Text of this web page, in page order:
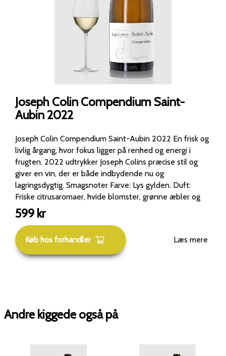
Joseph Colin Compendium Saint-
Aubin 2022
Joseph Colin Compendium Saint-Aubin 2022 En frisk og
livlig årgang, hvor fokus ligger på renhed og energi i
frugten. 2022 udtrykker Joseph Colins præcise stil og
giver en vin, der er både indbydende nu og
lagringsdygtig. Smagsnoter Farve: Lys gylden. Duft:
Friske citrusaromaer, hvide blomster, grønne æbler og
en let mineralsk note. Smag: Vibrerende og frisk med
sprød syre, frugtrenhed og en kalket mineralitet, der
løfter helheden. En vin med stor elegance.
Alkoholprocent: ca. 13 % ABVLagringspotentiale:
Drikkeklar ung, men kan med fordel gemmes 4–6 år.
599 kr
Køb hos forhandler Læs mere
Andre kiggede også på